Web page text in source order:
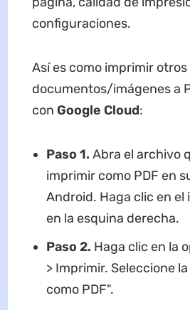
configuraciones.
Así es como imprimir otros
documentos/imágenes a
con Google Cloud:
Paso 1. Abra el archivo
imprimir como PDF en
Android. Haga clic en el
en la esquina derecha.
Paso 2. Haga clic en la
> Imprimir. Seleccione
como PDF".